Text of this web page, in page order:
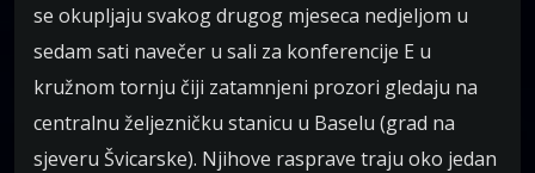
se okupljaju svakog drugog mjeseca nedjeljom u
sedam sati navečer u sali za konferencije E u
kružnom tornju čiji zatamnjeni prozori gledaju na
centralnu željezničku stanicu u Baselu (grad na
sjeveru Švicarske). Njihove rasprave traju oko jedan